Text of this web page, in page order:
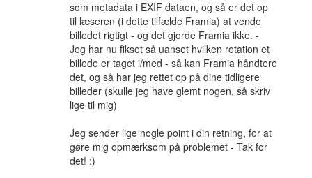
som metadata i EXIF dataen, og så er det op
til læseren (i dette tilfælde Framia) at vende
billedet rigtigt - og det gjorde Framia ikke. -
Jeg har nu fikset så uanset hvilken rotation et
billede er taget i/med - så kan Framia håndtere
det, og så har jeg rettet op på dine tidligere
billeder (skulle jeg have glemt nogen, så skriv
lige til mig)
Jeg sender lige nogle point i din retning, for at
gøre mig opmærksom på problemet - Tak for
det! :)